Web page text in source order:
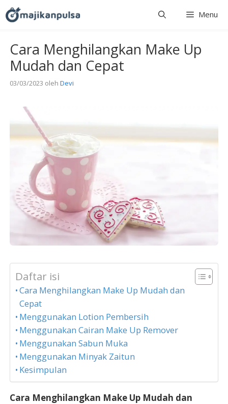
Langsung
ke
Menu
Cara Menghilangkan Make Up
Mudah dan Cepat
03/03/2023 oleh Devi
Daftar isi
Cara Menghilangkan Make Up Mudah dan
Cepat
Menggunakan Lotion Pembersih
Menggunakan Cairan Make Up Remover
Menggunakan Sabun Muka
Menggunakan Minyak Zaitun
Kesimpulan
Cara Menghilangkan Make Up Mudah dan